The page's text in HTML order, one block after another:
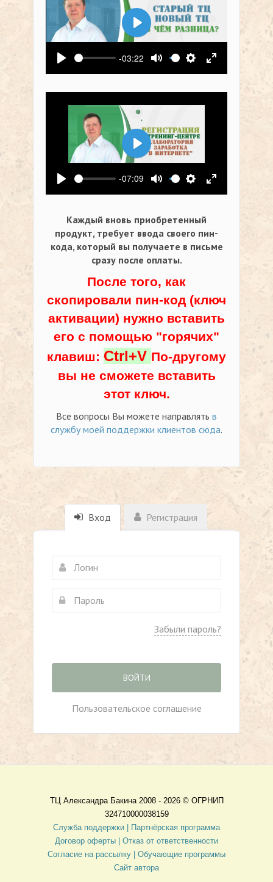
Воспроизвести
-03:22
Выключить звук
Настройки
На весь
Воспроизвести
Воспроизвести
-07:09
Выключить звук
Настройки
На весь
Воспроизвести
Каждый вновь приобретенный
продукт, требует ввода своего пин-
кода, который вы получаете в письме
сразу после оплаты.
После того, как
скопировали пин-код (ключ
активации) нужно вставить
его с помощью "горячих"
клавиш: Ctrl+V По-другому
вы не сможете вставить
этот ключ.
Все вопросы Вы можете направлять в
службу моей поддержки клиентов сюда.
Вход Регистрация
Забыли пароль?
ВОЙТИ
Пользовательское соглашение
ТЦ Александра Бакина 2008 - 2026 © ОГРНИП
324710000038159
Служба поддержки |
Партнёрская программа
Договор оферты
| Отказ от ответственности
Согласие на рассылку | Обучающие программы
Сайт автора